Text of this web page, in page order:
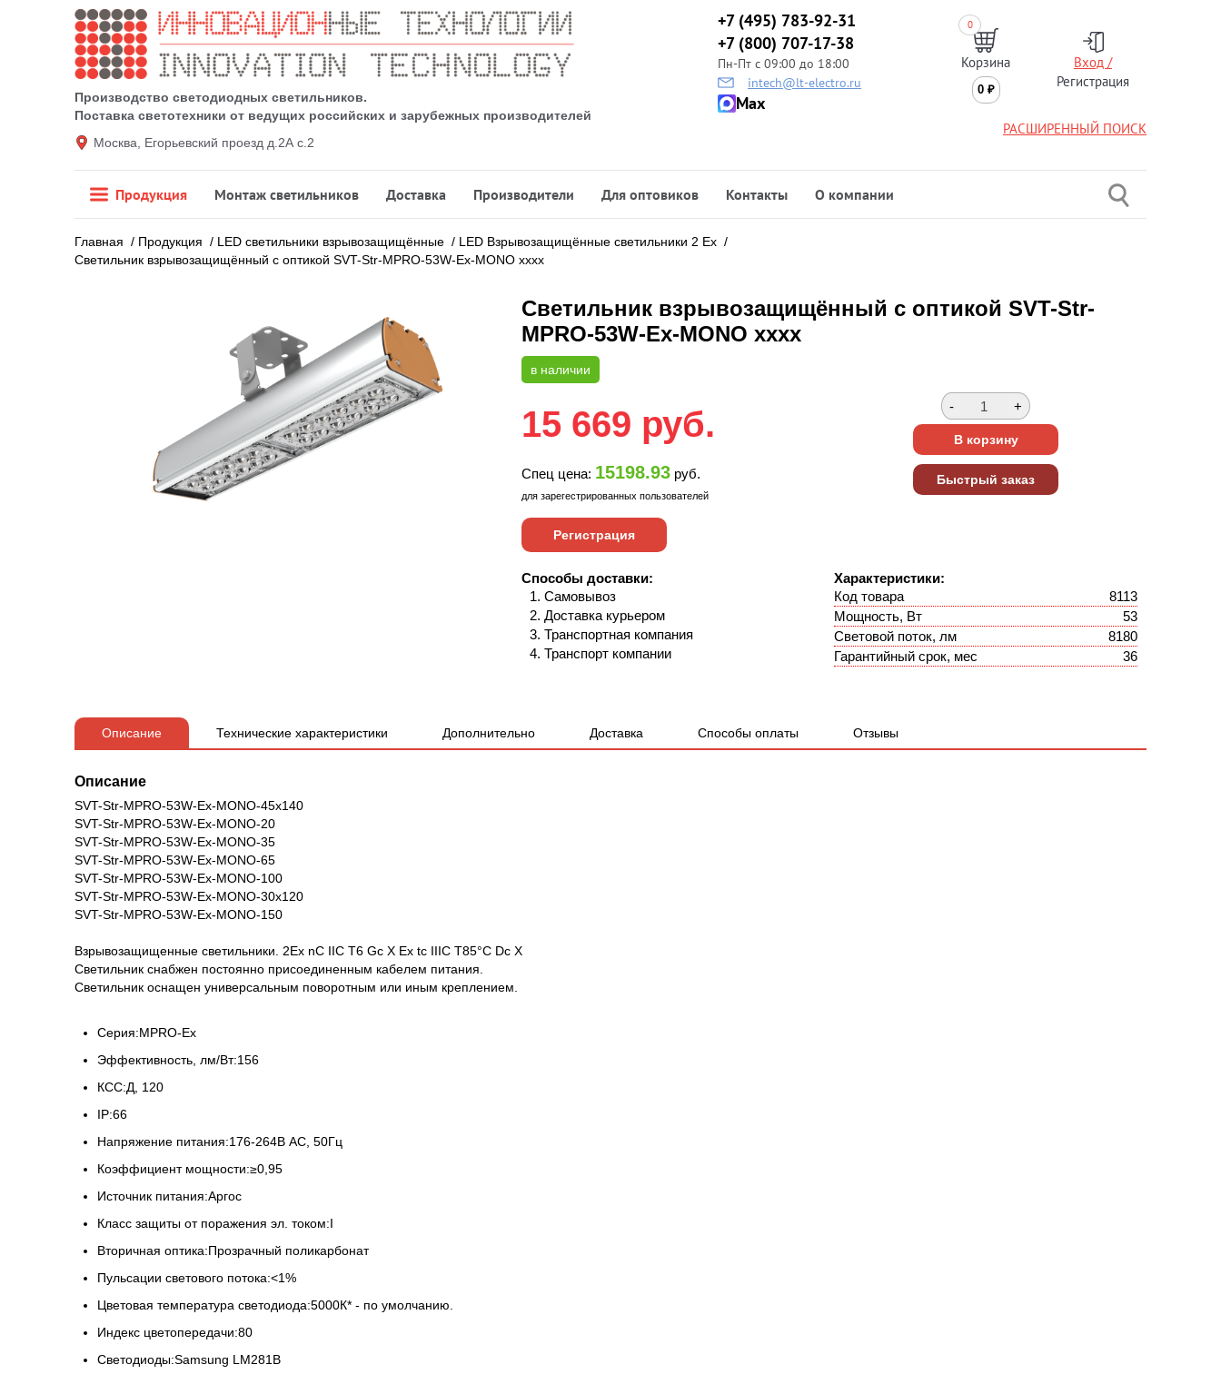
Производство светодиодных светильников.
Поставка светотехники от ведущих российских и зарубежных производителей
Москва, Егорьевский проезд д.2А с.2
+7 (495) 783-92-31
+7 (800) 707-17-38
Пн-Пт с 09:00 до 18:00
intech@lt-electro.ru
Max
0
Корзина
0 ₽
Вход /
Регистрация
РАСШИРЕННЫЙ ПОИСК
Продукция Монтаж светильников Доставка Производители Для оптовиков Контакты О компании
Главная / Продукция / LED светильники взрывозащищённые / LED Взрывозащищённые светильники 2 Ех /
Светильник взрывозащищённый с оптикой SVT-Str-MPRO-53W-Ex-MONO хххх
Светильник взрывозащищённый с оптикой SVT-Str-
MPRO-53W-Ex-MONO хххх
в наличии
15 669 руб.
Спец цена: 15198.93 руб.
для зарегестрированных пользователей
Регистрация
Способы доставки:
Самовывоз
Доставка курьером
Транспортная компания
Транспорт компании
Характеристики:
Код товара
8113
Мощность, Вт
53
Световой поток, лм
8180
Гарантийный срок, мес
36
Описание Технические характеристики Дополнительно Доставка Способы оплаты Отзывы
Описание
SVT-Str-MPRO-53W-Ex-MONO-45x140
SVT-Str-MPRO-53W-Ex-MONO-20
SVT-Str-MPRO-53W-Ex-MONO-35
SVT-Str-MPRO-53W-Ex-MONO-65
SVT-Str-MPRO-53W-Ex-MONO-100
SVT-Str-MPRO-53W-Ex-MONO-30x120
SVT-Str-MPRO-53W-Ex-MONO-150
Взрывозащищенные светильники. 2Ех nС IIC T6 Gc Х Ex tc IIIС T85°C Dc X
Светильник снабжен постоянно присоединенным кабелем питания.
Светильник оснащен универсальным поворотным или иным креплением.
Серия:MPRO-Ex
Эффективность, лм/Вт:156
КСС:Д, 120
IP:66
Напряжение питания:176-264В АС, 50Гц
Коэффициент мощности:≥0,95
Источник питания:Аргос
Класс защиты от поражения эл. током:I
Вторичная оптика:Прозрачный поликарбонат
Пульсации светового потока:<1%
Цветовая температура светодиода:5000К* - по умолчанию.
Индекс цветопередачи:80
Светодиоды:Samsung LM281B